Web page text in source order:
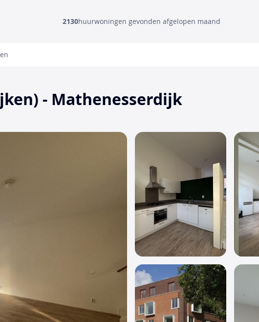
2130huurwoningen gevonden afgelopen maand
- Mathenesserdijk